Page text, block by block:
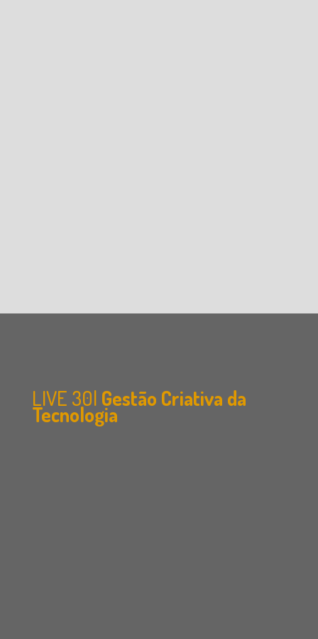
LIVE 30| Gestão Criativa da
Tecnologia